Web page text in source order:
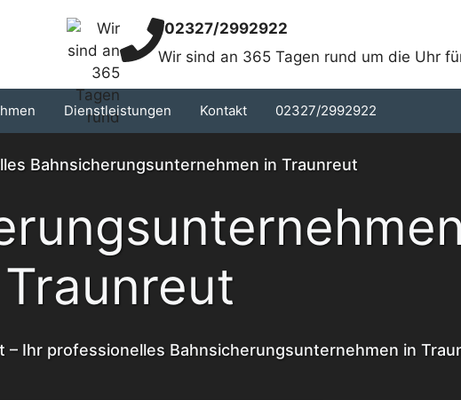
02327/2992922
Wir sind an 365 Tagen rund um die Uhr
Dienstleistungen Kontakt 02327/2992922
Bahnsicherungsunternehmen in Traunreut
Traunreut
– Ihr professionelles Bahnsicherungsunternehmen in